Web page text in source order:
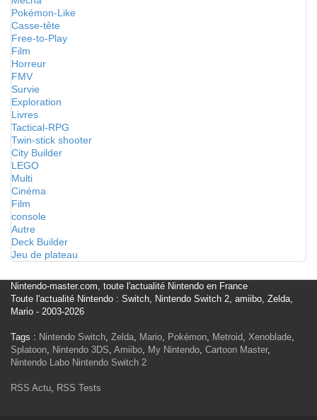
Pokémon-Like
Casse-tête
Free-to-Play
Film
Horreur
FMV
Survie
Exploration
Livres
Tactical-RPG
Twin-stick shooter
City Builder
LEGO
Multi
Cinéma
Film
console
Autre
Deck Builder
Jeu de plateau
Nintendo-master.com, toute l'actualité Nintendo en France
Toute l'actualité Nintendo : Switch, Nintendo Switch 2, amiibo, Zelda,
Mario - 2003-2026
Tags : Nintendo Switch, Zelda, Mario, Pokémon, Metroid, Xenoblade,
Splatoon, Nintendo 3DS, Amiibo, My Nintendo, Cartoon Master,
Nintendo Labo Nintendo Switch 2
RSS Actu, RSS Tests